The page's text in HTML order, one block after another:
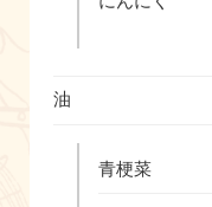
油
青梗菜